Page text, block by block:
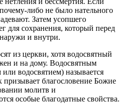
либо не было нательного
Затем усопшего
для сохранения, который перед
и внутри.
из церкви, хотя водосвятный
и на дому. Водосвятным
водосвятием) называется
благословение Божие
молитв и
особые благодатные свойства.